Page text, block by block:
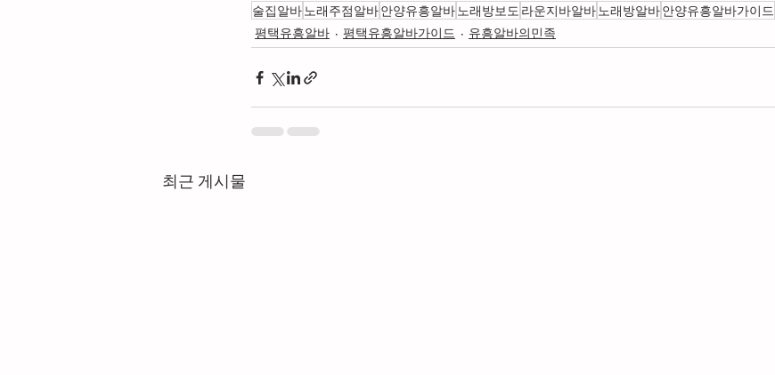
술집알바노래주점알바안양유흥알바노래방보도 라운지바알바노래방알바안양유흥알바가이드
평택유흥알바 평택유흥알바가이드 유흥알바의민족
최근 게시물